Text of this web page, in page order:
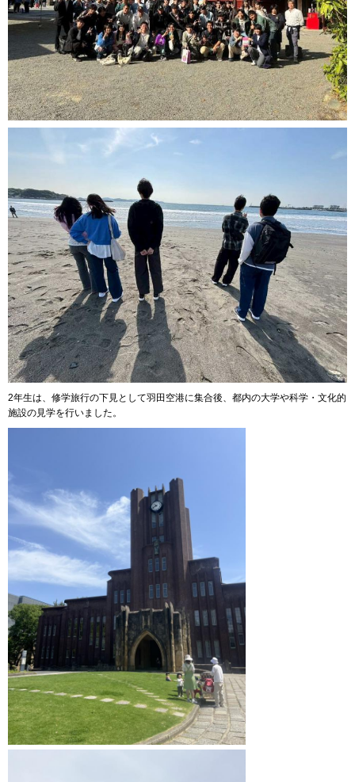
2年生は、修学旅行の下見として羽田空港に集合後、都内の大学や科学・文化的
施設の見学を行いました。